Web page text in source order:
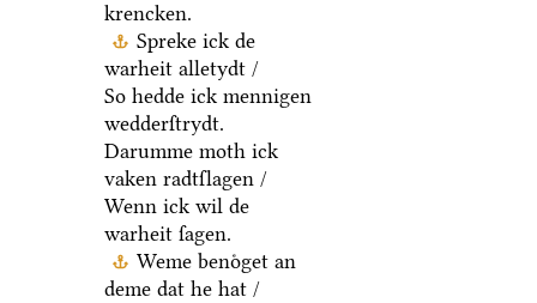
krencken.
Spreke ick de
warheit alletydt /
So hedde ick mennigen
wedderſtrydt.
Darumme moth ick
vaken radtſlagen /
Wenn ick wil de
warheit ſagen.
Weme benoͤget an
deme dat he hat /